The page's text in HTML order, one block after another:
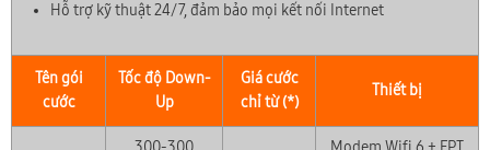
Hỗ trợ kỹ thuật 24/7, đảm bảo mọi kết nối Internet
Tên gói
cước
Tốc độ Down-
Up
Giá cước
chỉ từ (*)
Thiết bị